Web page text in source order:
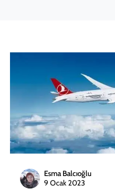
Esma Balcıoğlu
9 Ocak 2023